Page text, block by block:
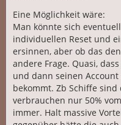
Eine Möglichkeit wäre:
Man könnte sich
individuellen Reset und
ersinnen, aber ob das
andere Frage. Quasi,
und dann seinen
bekommt. Zb Schiffe
verbrauchen nur 50%
immer. Halt massive